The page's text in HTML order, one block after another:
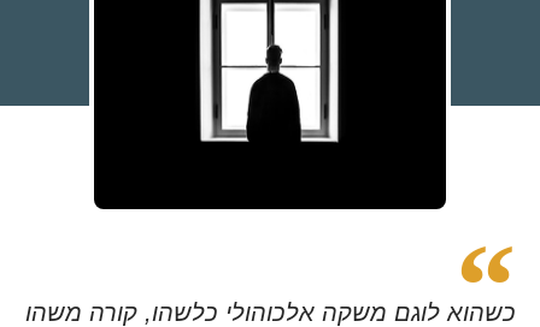
כשהוא לוגם משקה אלכוהולי כלשהו, קורה משהו